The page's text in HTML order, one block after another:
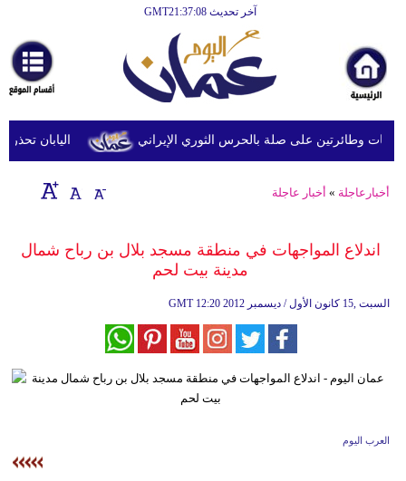
آخر تحديث GMT21:37:08
أخبارعاجلة
رياضة
ثقافة
إقتصاد
وموسيقى
سياحة
ديكور
اليابان تحذر من وطائرتين على صلة بالحرس الثوري الإيراني
أخبارعاجلة » أخبار عاجلة
اندلاع المواجهات في منطقة مسجد بلال بن رباح شمال
مدينة بيت لحم
GMT 12:20 2012 السبت ,15 كانون الأول / ديسمبر
العرب اليوم